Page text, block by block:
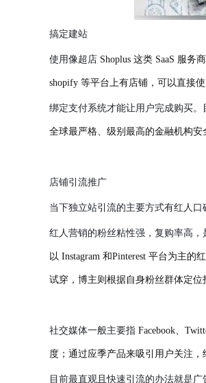
搞定建站
使用像超店 Shoplus 这类 SaaS 服务
shopify 等平台上有店铺，可以直接
绑定支付系统才能让用户完成购买。
全球最严格、级别最高的金融机构安
店铺引流推广
当下独立站引流的主要方式有红人口
红人营销的粉丝粘性强，复购率高
以 Instagram 和Pinterest 平台为主
试穿，博主则根据自身粉丝群体定位
社交媒体一般主要指 Facebook、
度；通过应季产品来吸引用户关注，
目前最直观且快速引流的办法就是